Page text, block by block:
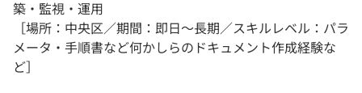
築・監視・運用
［場所：中央区／期間：即日～長期／スキルレベル：パラ
メータ・手順書など何かしらのドキュメント作成経験な
ど］